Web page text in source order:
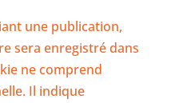
une publication,
sera enregistré dans
ne comprend
Il indique